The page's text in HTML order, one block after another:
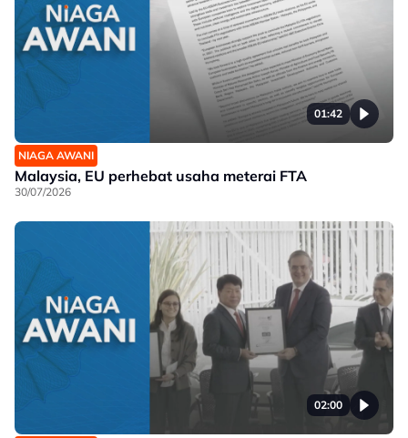
01:42
NIAGA AWANI
Malaysia, EU perhebat usaha meterai FTA
30/07/2026
02:00